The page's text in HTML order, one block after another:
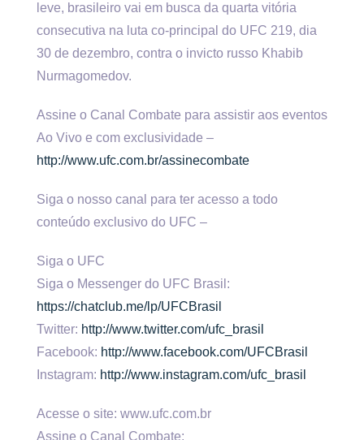
leve, brasileiro vai em busca da quarta vitória
consecutiva na luta co-principal do UFC 219, dia
30 de dezembro, contra o invicto russo Khabib
Nurmagomedov.
Assine o Canal Combate para assistir aos eventos
Ao Vivo e com exclusividade –
http://www.ufc.com.br/assinecombate
Siga o nosso canal para ter acesso a todo
conteúdo exclusivo do UFC –
Siga o UFC
Siga o Messenger do UFC Brasil:
https://chatclub.me/lp/UFCBrasil
Twitter: http://www.twitter.com/ufc_brasil
Facebook: http://www.facebook.com/UFCBrasil
Instagram: http://www.instagram.com/ufc_brasil
Acesse o site: www.ufc.com.br
Assine o Canal Combate: